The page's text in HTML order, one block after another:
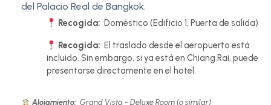
del Palacio Real de Bangkok.
Recogida: Doméstico (Edificio 1, Puerta de salida)
Recogida: El traslado desde el aeropuerto está
incluido. Sin embargo, si ya está en Chiang Rai, puede
presentarse directamente en el hotel.
Alojamiento: Grand Vista - Deluxe Room (o similar)